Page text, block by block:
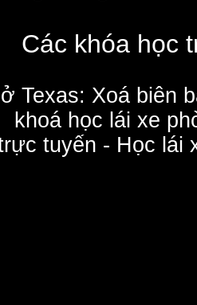
Các khóa học
Texas: Xoá biên
khoá học lái xe
tuyến - Học